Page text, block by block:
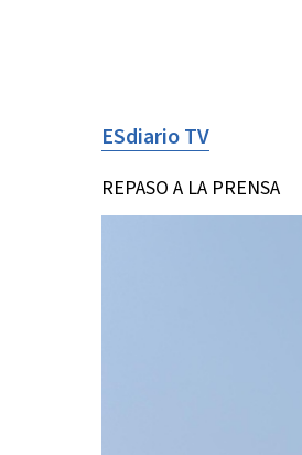
ESdiario TV
REPASO A LA PRENSA